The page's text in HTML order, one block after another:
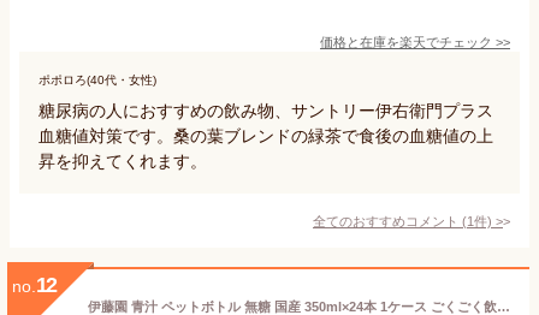
価格と在庫を楽天でチェック >>
ポポロろ(40代・女性)
糖尿病の人におすすめの飲み物、サントリー伊右衛門プラス
血糖値対策です。桑の葉ブレンドの緑茶で食後の血糖値の上
昇を抑えてくれます。
全てのおすすめコメント (1件) >
no. 12
伊藤園 青汁 ペットボトル 無糖 国産 350ml×24本 1ケース ごくごく飲める毎日一杯の青汁 糖質ゼロ ドリンク 贈り物 お中元 父の日